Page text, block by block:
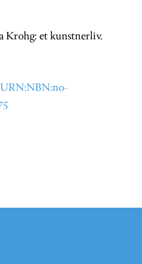
Krohg: et kunstnerliv.